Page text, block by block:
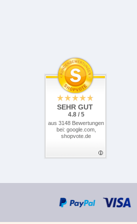
SEHR GUT
4.8 / 5
aus 3148 Bewertungen
bei: google.com,
shopvote.de